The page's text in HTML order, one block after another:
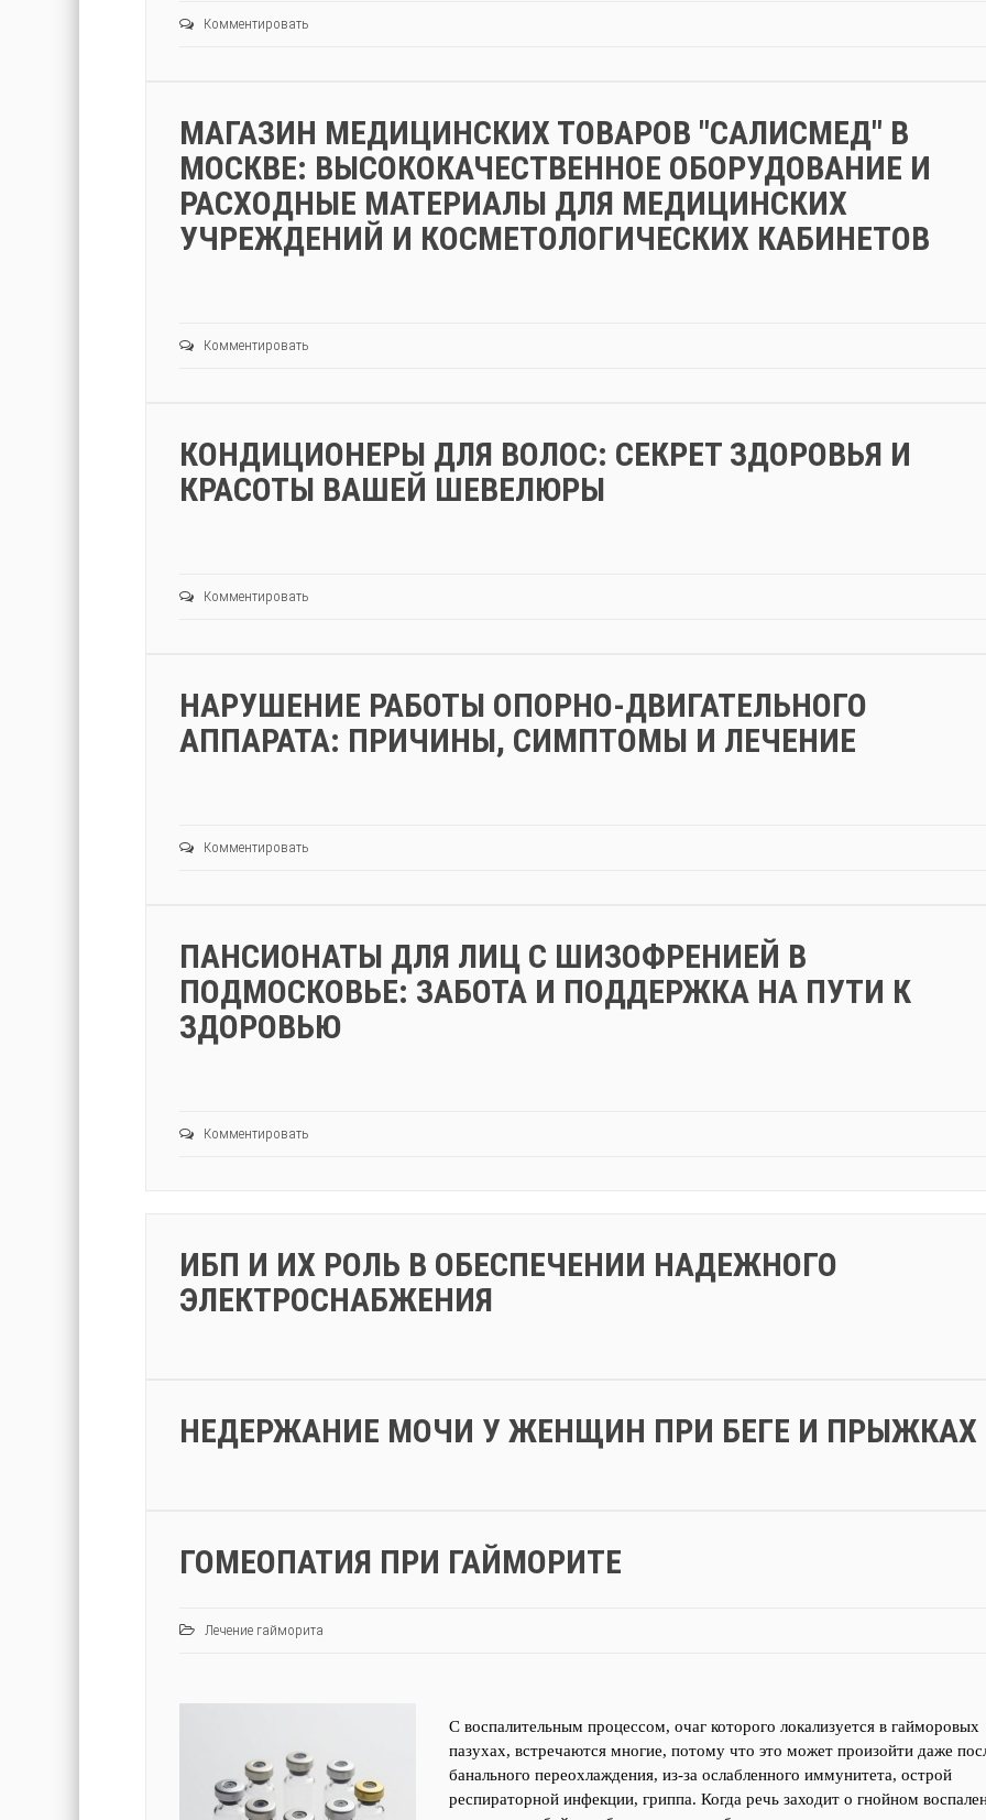
Комментировать
МАГАЗИН МЕДИЦИНСКИХ ТОВАРОВ "САЛИСМЕД" В
МОСКВЕ: ВЫСОКОКАЧЕСТВЕННОЕ ОБОРУДОВАНИЕ И
РАСХОДНЫЕ МАТЕРИАЛЫ ДЛЯ МЕДИЦИНСКИХ
УЧРЕЖДЕНИЙ И КОСМЕТОЛОГИЧЕСКИХ КАБИНЕТОВ
Комментировать
КОНДИЦИОНЕРЫ ДЛЯ ВОЛОС: СЕКРЕТ ЗДОРОВЬЯ И
КРАСОТЫ ВАШЕЙ ШЕВЕЛЮРЫ
Комментировать
НАРУШЕНИЕ РАБОТЫ ОПОРНО-ДВИГАТЕЛЬНОГО
АППАРАТА: ПРИЧИНЫ, СИМПТОМЫ И ЛЕЧЕНИЕ
Комментировать
ПАНСИОНАТЫ ДЛЯ ЛИЦ С ШИЗОФРЕНИЕЙ В
ПОДМОСКОВЬЕ: ЗАБОТА И ПОДДЕРЖКА НА ПУТИ К
ЗДОРОВЬЮ
Комментировать
ИБП И ИХ РОЛЬ В ОБЕСПЕЧЕНИИ НАДЕЖНОГО
ЭЛЕКТРОСНАБЖЕНИЯ
НЕДЕРЖАНИЕ МОЧИ У ЖЕНЩИН ПРИ БЕГЕ И ПРЫЖКАХ
ГОМЕОПАТИЯ ПРИ ГАЙМОРИТЕ
Лечение гайморита
С воспалительным процессом, очаг которого локализуется в гайморовых
пазухах, встречаются многие, потому что это может произойти даже
банального переохлаждения, из-за ослабленного иммунитета, острой
респираторной инфекции, гриппа. Когда речь заходит о гнойном